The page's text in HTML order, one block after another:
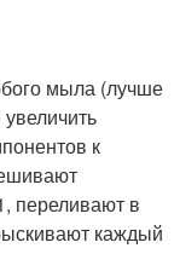
мыла (лучше
к
переливают в
каждый